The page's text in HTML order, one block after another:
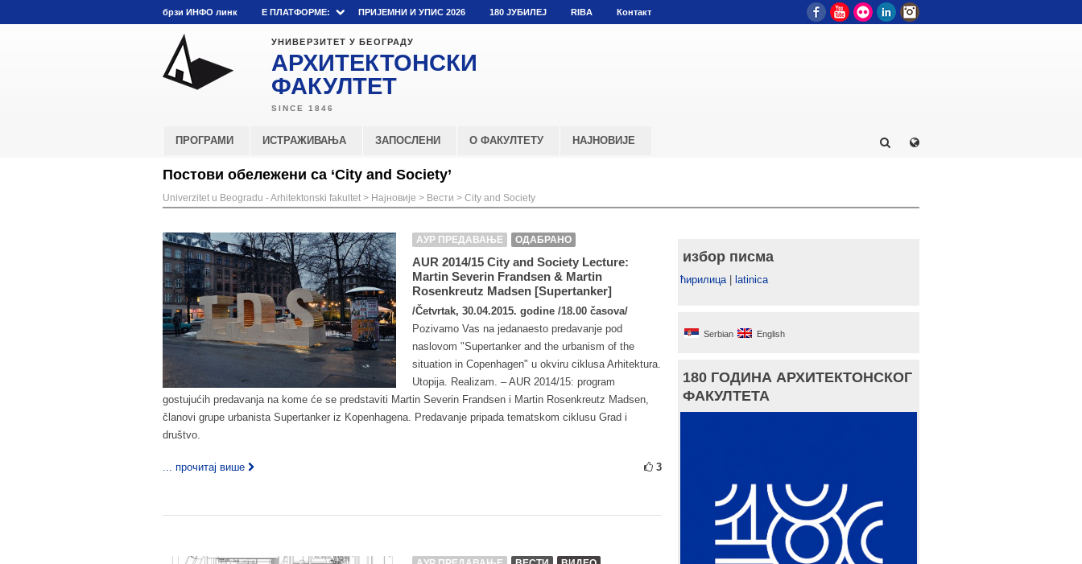
брзи ИНФО линк E ПЛАТФОРМЕ: ПРИЈЕМНИ И УПИС 2026 180 ЈУБИЛЕЈ RIBA Контакт FacebookYouTube
Flickr LinkedIn
УНИВЕРЗИТЕТ У БЕОГРАДУ
АРХИТЕКТОНСКИ
ФАКУЛТЕТ
ПРОГРАМИ ИСТРАЖИВАЊА ЗАПОСЛЕНИ О ФАКУЛТЕТУ НАЈНОВИЈЕ
Постови обележени са ‘City and Society’
Univerzitet u Beogradu - Arhitektonski fakultet > Најновије > Вести > City and Society
АУР ПРЕДАВАЊЕ ОДАБРАНО
AUR 2014/15 City and Society Lecture:
Martin Severin Frandsen & Martin
Rosenkreutz Madsen [Supertanker]
/Četvrtak, 30.04.2015. godine /18.00 časova/
Pozivamo Vas na jedanaesto predavanje pod
naslovom "Supertanker and the urbanism of the
situation in Copenhagen" u okviru ciklusa Arhitektura.
Utopija. Realizam. – AUR 2014/15: program
gostujućih predavanja na kome će se predstaviti Martin Severin Frandsen i Martin Rosenkreutz Madsen,
članovi grupe urbanista Supertanker iz Kopenhagena. Predavanje pripada tematskom ciklusu Grad i
društvo.
... прочитај више 3
избор писма
ћирилица| latinica
Serbian English
180 ГОДИНА АРХИТЕКТОНСКОГ
ФАКУЛТЕТА